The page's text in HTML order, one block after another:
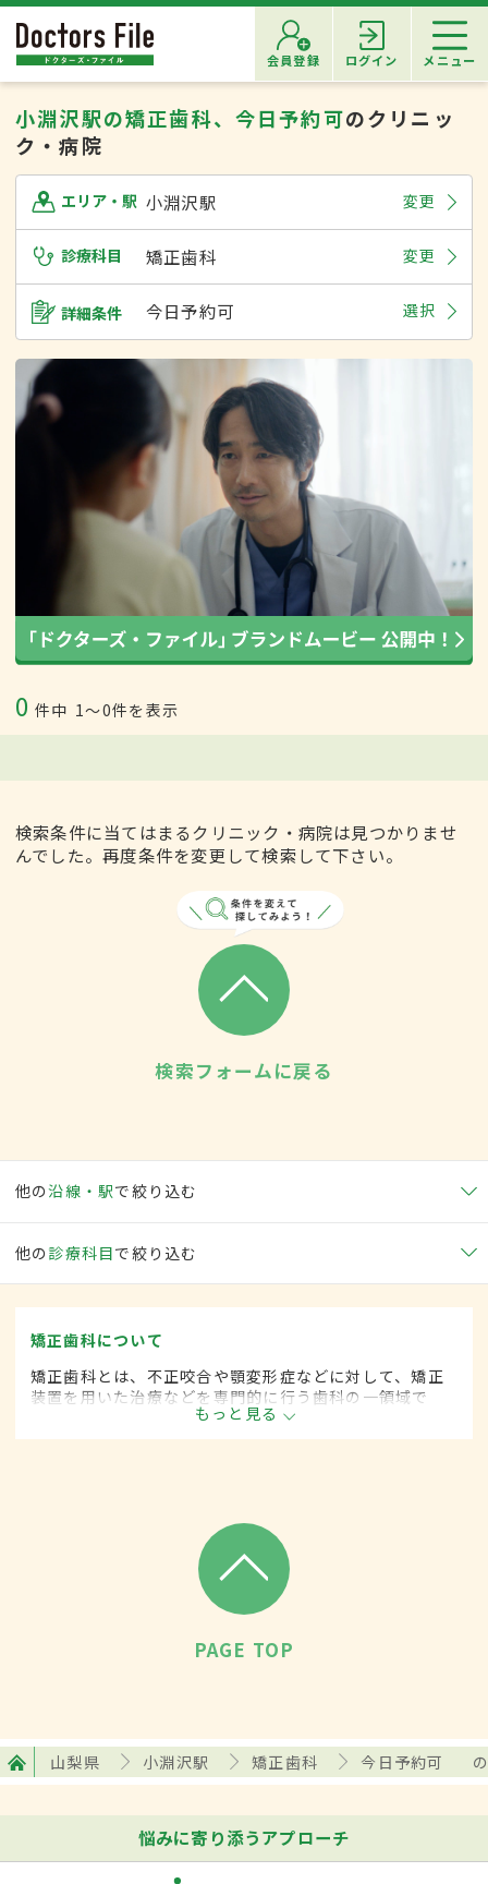
会員登録 ログイン メニュー
小淵沢駅の矯正歯科、今日予約可のクリニッ
ク・病院
エリア・駅 小淵沢駅 変更
診療科目 矯正歯科 変更
詳細条件 今日予約可 選択
0 件中 1〜0件を表示
検索条件に当てはまるクリニック・病院は見つかりませ
んでした。再度条件を変更して検索して下さい。
検索フォームに戻る
他の沿線・駅で絞り込む
他の 診療科目で絞り込む
矯正歯科について
矯正歯科とは、不正咬合や顎変形症などに対して、矯正
装置を用いた治療などを専門的に行う歯科の一領域で
もっと見る
PAGE TOP
山梨県 小淵沢駅 矯正歯科 今日予約可
悩みに寄り添うアプローチ